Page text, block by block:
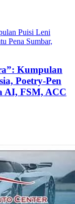
Kumpulan
Poetry-Pen
AI, FSM, ACC